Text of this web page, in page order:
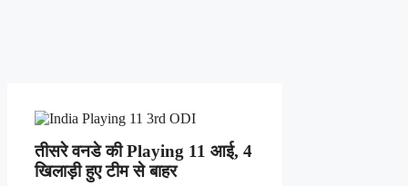
तीसरे वनडे की Playing 11 आई, 4
खिलाड़ी हुए टीम से बाहर